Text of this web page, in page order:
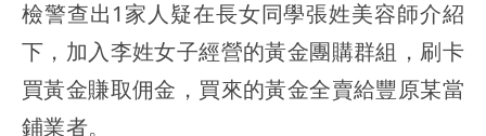
檢警查出1家人疑在長女同學張姓美容師介紹
下，加入李姓女子經營的黃金團購群組，刷卡
買黃金賺取佣金，買來的黃金全賣給豐原某當
鋪業者。